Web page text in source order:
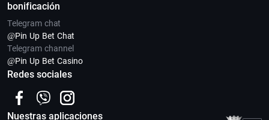
bonificación
Telegram chat
@Pin Up Bet Chat
Telegram channel
@Pin Up Bet Casino
Redes sociales
Nuestras aplicaciones